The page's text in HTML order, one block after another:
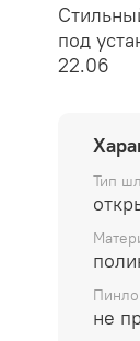
под
22.06
Тип
не